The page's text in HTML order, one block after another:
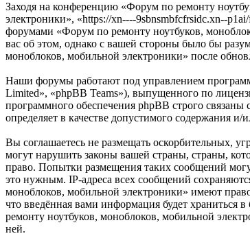
Заходя на конференцию «Форум по ремонту
электроники», «https://xn----9sbnsmbfcfrsidc.xn--
форумами «Форум по ремонту ноутбуков,
вас об этом, однако с вашей стороны было бы
моноблоков, мобильной электроники» после
Наши форумы работают под управлением
Limited», «phpBB Teams»), выпущенного по
программного обеспечения phpBB строго
определяет в качестве допустимого содержания
Вы соглашаетесь не размещать оскорбительных,
могут нарушить законы вашей страны, страны,
право. Попытки размещения таких сообщений
это нужным. IP-адреса всех сообщений
моноблоков, мобильной электроники» имеют
что введённая вами информация будет храниться
ремонту ноутбуков, моноблоков, мобильной
ней.